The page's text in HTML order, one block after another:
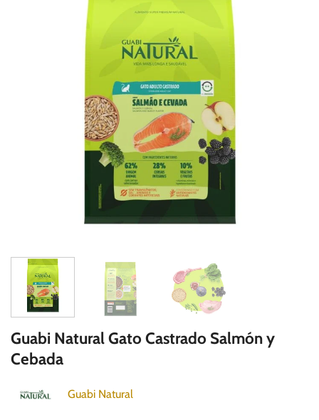
Guabi Natural Gato Castrado Salmón y
Cebada
Guabi Natural